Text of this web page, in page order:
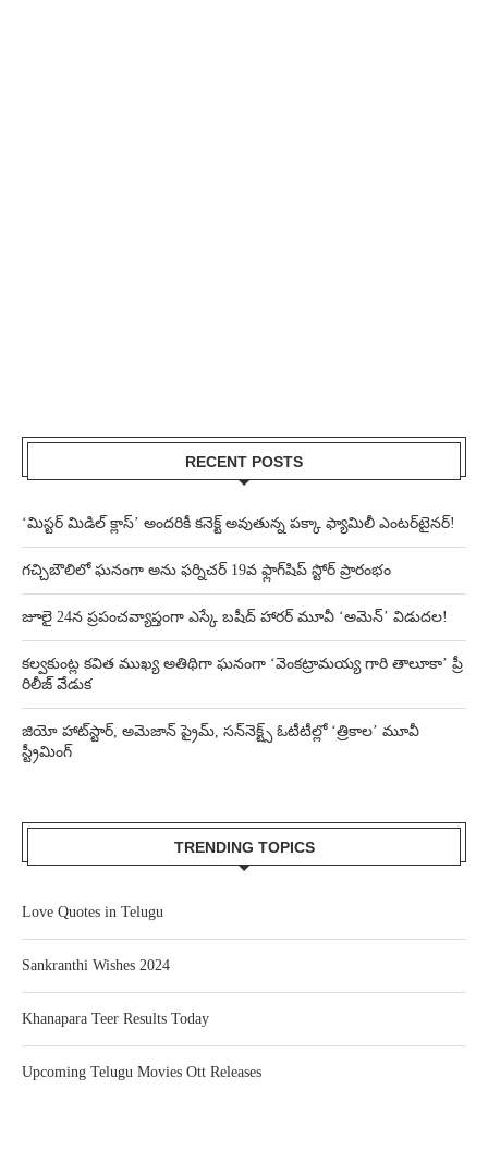
RECENT POSTS
‘మిస్టర్ మిడిల్ క్లాస్’ అందరికీ కనెక్ట్ అవుతున్న పక్కా ఫ్యామిలీ ఎంటర్‌టైనర్!
గచ్చిబౌలిలో ఘనంగా అను ఫర్నిచర్ 19వ ఫ్లాగ్‌షిప్ స్టోర్ ప్రారంభం
జూలై 24న ప్రపంచవ్యాప్తంగా ఎస్కే బషీద్‌ హారర్ మూవీ ‘అమెన్’ విడుదల!
కల్వకుంట్ల కవిత ముఖ్య అతిథిగా ఘనంగా ‘వెంకట్రామయ్య గారి తాలూకా’ ప్రీ
రిలీజ్ వేడుక
జియో హాట్‌స్టార్, అమెజాన్ ప్రైమ్, సన్‌నెక్ట్స్ ఓటీటీల్లో ‘త్రికాల’ మూవీ
స్ట్రీమింగ్
TRENDING TOPICS
Love Quotes in Telugu
Sankranthi Wishes 2024
Khanapara Teer Results Today
Upcoming Telugu Movies Ott Releases